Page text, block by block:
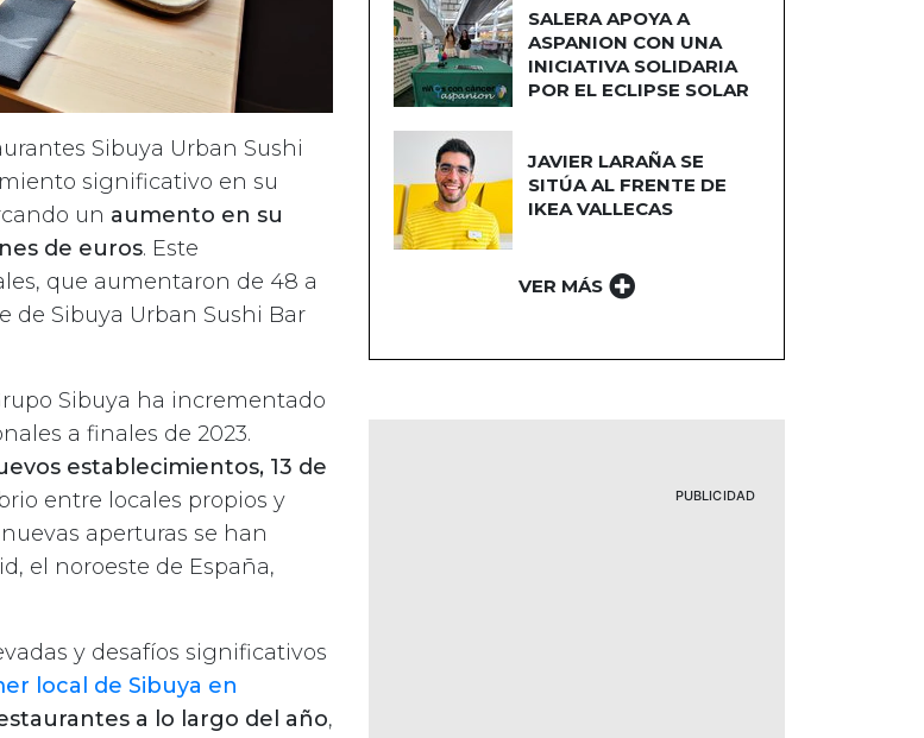
Sibuya Urban Sushi
significativo en su
un aumento en su
de euros. Este
que aumentaron de 48 a
de Sibuya Urban Sushi Bar
Sibuya ha incrementado
a finales de 2023.
establecimientos, 13 de
entre locales propios y
aperturas se han
el noroeste de España,
y desafíos significativos
local de Sibuya en
a lo largo del año,
SALERA APOYA A
ASPANION CON UNA
INICIATIVA SOLIDARIA
POR EL ECLIPSE SOLAR
JAVIER LARAÑA SE
SITÚA AL FRENTE DE
IKEA VALLECAS
VER MÁS
PUBLICIDAD